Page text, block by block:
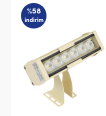
%58
indirim